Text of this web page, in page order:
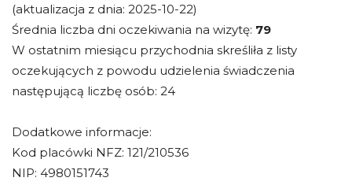
(aktualizacja z dnia: 2025-10-22)
Średnia liczba dni oczekiwania na wizytę: 79
W ostatnim miesiącu przychodnia skreśliła z listy
oczekujących z powodu udzielenia świadczenia
następującą liczbę osób: 24
Dodatkowe informacje:
Kod placówki NFZ: 121/210536
NIP: 4980151743